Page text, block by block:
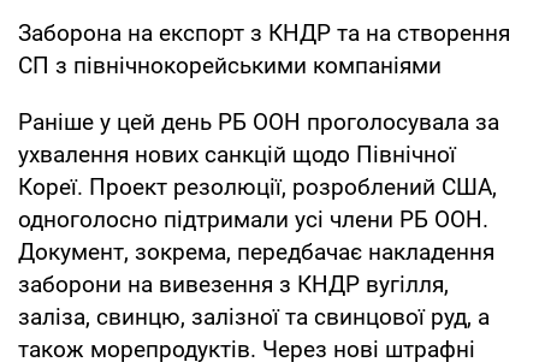
Заборона на експорт з КНДР та на створення
СП з північнокорейськими компаніями
Раніше у цей день РБ ООН проголосувала за
ухвалення нових санкцій щодо Північної
Кореї. Проект резолюції, розроблений США,
одноголосно підтримали усі члени РБ ООН.
Документ, зокрема, передбачає накладення
заборони на вивезення з КНДР вугілля,
заліза, свинцю, залізної та свинцової руд, а
також морепродуктів. Через нові штрафні